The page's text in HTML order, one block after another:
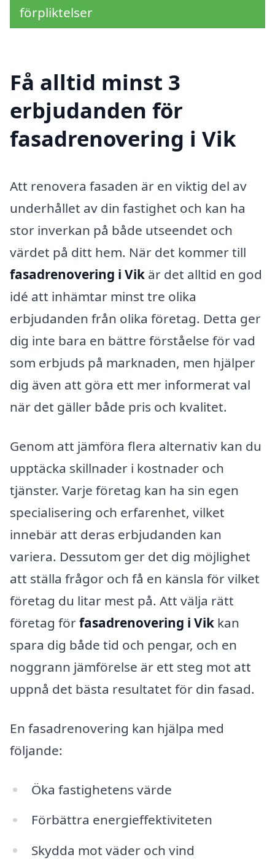
förpliktelser
Få alltid minst 3
erbjudanden för
fasadrenovering i Vik
Att renovera fasaden är en viktig del av
underhållet av din fastighet och kan ha
stor inverkan på både utseendet och
värdet på ditt hem. När det kommer till
fasadrenovering i Vik är det alltid en god
idé att inhämtar minst tre olika
erbjudanden från olika företag. Detta ger
dig inte bara en bättre förståelse för vad
som erbjuds på marknaden, men hjälper
dig även att göra ett mer informerat val
när det gäller både pris och kvalitet.
Genom att jämföra flera alternativ kan du
upptäcka skillnader i kostnader och
tjänster. Varje företag kan ha sin egen
specialisering och erfarenhet, vilket
innebär att deras erbjudanden kan
variera. Dessutom ger det dig möjlighet
att ställa frågor och få en känsla för vilket
företag du litar mest på. Att välja rätt
företag förfasadrenovering i Vik kan
spara dig både tid och pengar, och en
noggrann jämförelse är ett steg mot att
uppnå det bästa resultatet för din fasad.
En fasadrenovering kan hjälpa med
följande:
Öka fastighetens värde
Förbättra energieffektiviteten
Skydda mot väder och vind